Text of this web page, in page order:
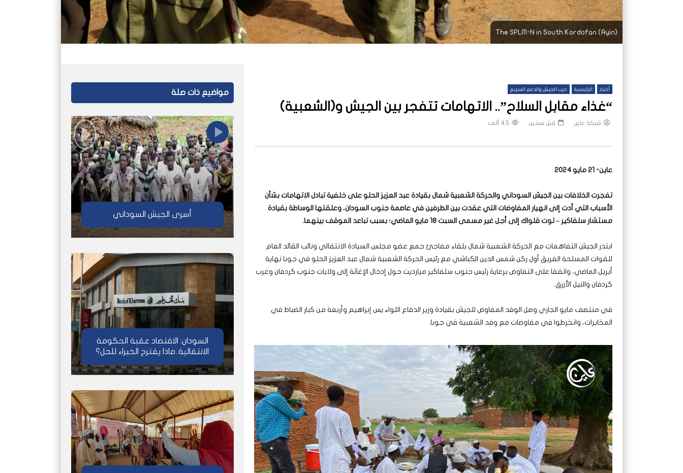
The SPLM-N in South Kordofan (Ayin)
أخبار الرئيسية حرب الجيش والدعم السريع
“غذاء مقابل السلاح”.. الاتهامات تتفجر بين الجيش و(الشعبية)
شبكة عاين قبل سنتين 4.5 ألف
عاين- 21 مايو 2024
تفجرت الخلافات بين الجيش السوداني والحركة الشعبية شمال بقيادة عبد العزيز الحلو على خلفية تبادل الاتهامات بشأن
الأسباب التي أدت إلى انهيار المفاوضات التي عقدت بين الطرفين في عاصمة جنوب السودان، وعلقتها الوساطة بقيادة
مستشار سلفاكير – توت قلواك إلى أجل غير مسمى السبت 18 مايو الماضي؛ بسبب تباعد الموقف بينهما
.
ابتدر الجيش التفاهمات مع الحركة الشعبية شمال بلقاء مفاجئ جمع عضو مجلس السيادة الانتقالي ونائب القائد العام
للقوات المسلحة الفريق أول ركن شمس الدين الكباشي مع رئيس الحركة الشعبية شمال عبد العزيز الحلو في جوبا نهاية
أبريل الماضي، واتفقا على التفاوض برعاية رئيس جنوب سلفاكير ميارديت حول إدخال الإغاثة إلى ولايات جنوب كردفان وغرب
كردفان والنيل الأزرق.
في منتصف مايو الجاري وصل الوفد المفاوض للجيش بقيادة وزير الدفاع اللواء يس إبراهيم وأربعة من كبار الضباط في
المخابرات، وانخرطوا في مفاوضات مع وفد الشعبية في جوبا.
مواضيع ذات صلة
أسرى الجيش السوداني
السودان: الاقتصاد عقبة الحكومة
الانتقالية..ماذا يقترح الخبراء للحل؟